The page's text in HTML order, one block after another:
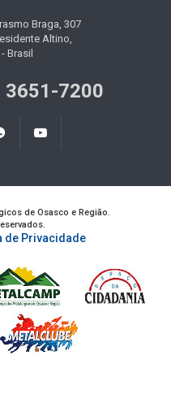
Braga, 307
Altino,
Brasil
3651-7200
de Osasco e Região.
de Privacidade